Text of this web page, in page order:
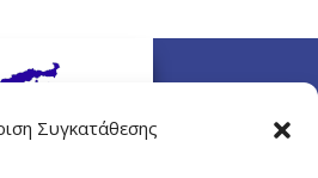
Συγκατάθεσης